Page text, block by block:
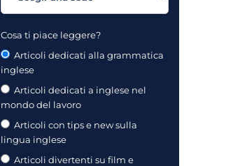
Cosa ti piace leggere?
Articoli dedicati alla grammatica
inglese
Articoli dedicati a inglese nel
mondo del lavoro
Articoli con tips e new sulla
lingua inglese
Articoli divertenti su film e